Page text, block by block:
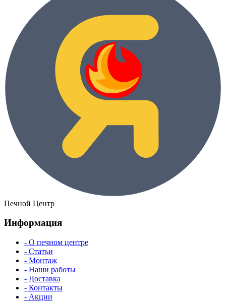
Печной Центр
Информация
- О печном центре
- Статьи
- Монтаж
- Наши работы
- Доставка
- Контакты
- Акции